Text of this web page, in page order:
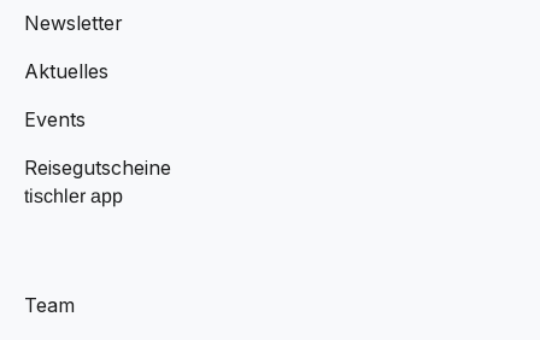
Newsletter
Aktuelles
Events
Reisegutscheine
tischler app
Team